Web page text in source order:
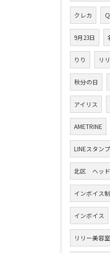
クレカ
9月23日
りり リ
秋分の日
アイリス
AMETRINE
LINEスタン
北区 ヘッ
インボイス
インボイス
リリー美容